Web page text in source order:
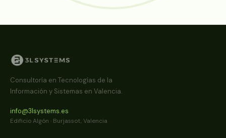
Consultoría en Tecnologías de la
Información y Sistemas en Valencia.
info@3lsystems.es
Edificio Algón · Burjassot, Valencia